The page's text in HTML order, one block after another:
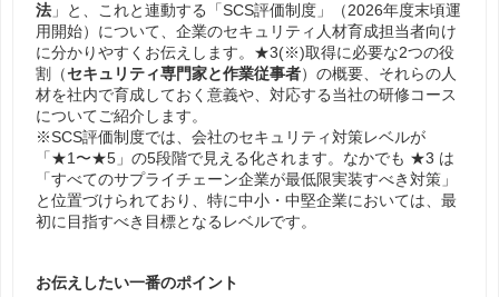
法 」と、これと連動する「SCS評価制度」（2026年度末頃運
用開始）について、企業のセキュリティ人材育成担当者向け
に分かりやすくお伝えします。★3(※)取得に必要な2つの役
割（セキュリティ専門家と作業従事者）の概要、それらの人
材を社内で育成しておく意義や、対応する当社の研修コース
についてご紹介します。
※SCS評価制度では、会社のセキュリティ対策レベルが
「★1〜★5」の5段階で見える化されます。なかでも ★3 は
「すべてのサプライチェーン企業が最低限実装すべき対策」
と位置づけられており、特に中小・中堅企業においては、最
初に目指すべき目標となるレベルです。
お伝えしたい一番のポイント